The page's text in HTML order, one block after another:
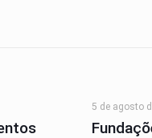
5 de agosto